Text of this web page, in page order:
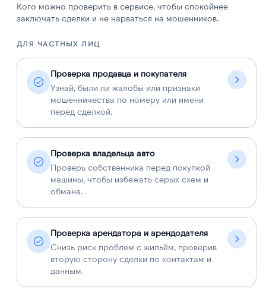
Кого можно проверить в сервисе, чтобы спокойнее
заключать сделки и не нарваться на мошенников.
ДЛЯ ЧАСТНЫХ ЛИЦ
Проверка продавца и покупателя
Узнай, были ли жалобы или признаки
мошенничества по номеру или имени
перед сделкой.
Проверка владельца авто
Проверь собственника перед покупкой
машины, чтобы избежать серых схем и
обмана.
Проверка арендатора и арендодателя
Снизь риск проблем с жильём, проверив
вторую сторону сделки по контактам и
данным.